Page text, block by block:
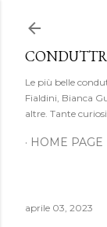
Le più belle
Fialdini, Bianca
altre. Tante
HOME PAGE
aprile 03, 2023